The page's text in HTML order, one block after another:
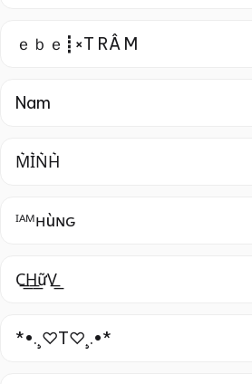
ｅｂｅ┋×T RÂ M
Nam
M͛I͛N͛H͛
ᴵᴬᴹнùɴԍ
C͟͟H͟͟ữV͟͟
*•.¸♡T♡¸.•*